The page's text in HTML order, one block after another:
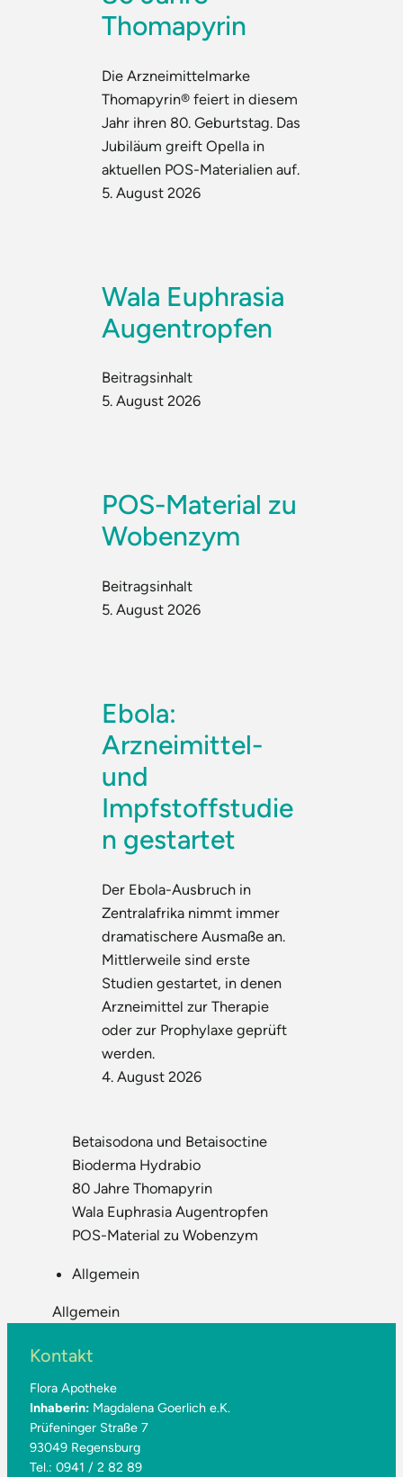
Thomapyrin
Die Arzneimittelmarke
Thomapyrin® feiert in diesem
Jahr ihren 80. Geburtstag. Das
Jubiläum greift Opella in
aktuellen POS-Materialien auf.
5. August 2026
Wala Euphrasia
Augentropfen
Beitragsinhalt
5. August 2026
POS-Material zu
Wobenzym
Beitragsinhalt
5. August 2026
Ebola:
Arzneimittel-
und
Impfstoffstudie
n gestartet
Der Ebola-Ausbruch in
Zentralafrika nimmt immer
dramatischere Ausmaße an.
Mittlerweile sind erste
Studien gestartet, in denen
Arzneimittel zur Therapie
oder zur Prophylaxe geprüft
werden.
4. August 2026
Betaisodona und Betaisoctine
Bioderma Hydrabio
80 Jahre Thomapyrin
Wala Euphrasia Augentropfen
POS-Material zu Wobenzym
Allgemein
Allgemein
Kontakt
Flora Apotheke
Inhaberin: Magdalena Goerlich e.K.
Prüfeninger Straße 7
93049 Regensburg
Tel.: 0941 / 2 82 89